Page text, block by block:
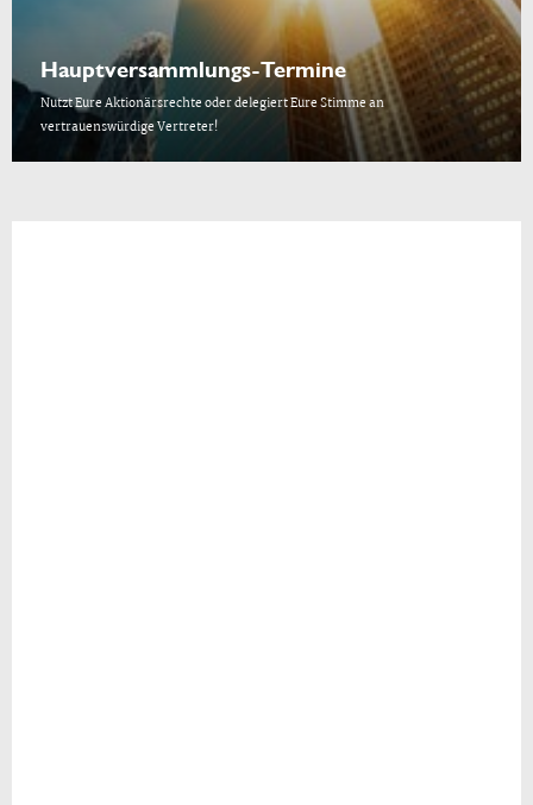
Hauptversammlungs-Termine
Nutzt Eure Aktionärsrechte oder delegiert Eure Stimme an
vertrauenswürdige Vertreter!